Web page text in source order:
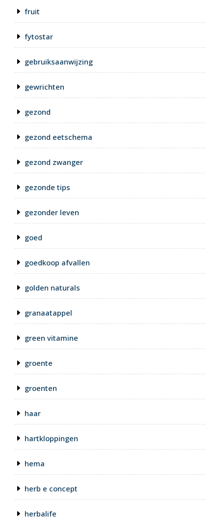
fruit
fytostar
gebruiksaanwijzing
gewrichten
gezond
gezond eetschema
gezond zwanger
gezonde tips
gezonder leven
goed
goedkoop afvallen
golden naturals
granaatappel
green vitamine
groente
groenten
haar
hartkloppingen
hema
herb e concept
herbalife